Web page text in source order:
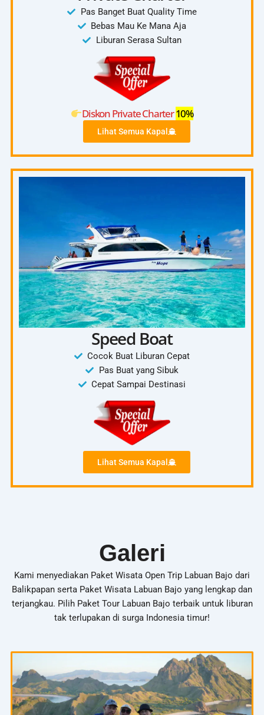
Pas Banget Buat Quality Time
Bebas Mau Ke Mana Aja
Liburan Serasa Sultan
Diskon Private Charter10%
Lihat Semua Kapal
Speed Boat
Cocok Buat Liburan Cepat
Pas Buat yang Sibuk
Cepat Sampai Destinasi
Lihat Semua Kapal
Galeri
Kami menyediakan Paket Wisata Open Trip Labuan Bajo dari
Balikpapan serta Paket Wisata Labuan Bajo yang lengkap dan
terjangkau. Pilih Paket Tour Labuan Bajo terbaik untuk liburan
tak terlupakan di surga Indonesia timur!